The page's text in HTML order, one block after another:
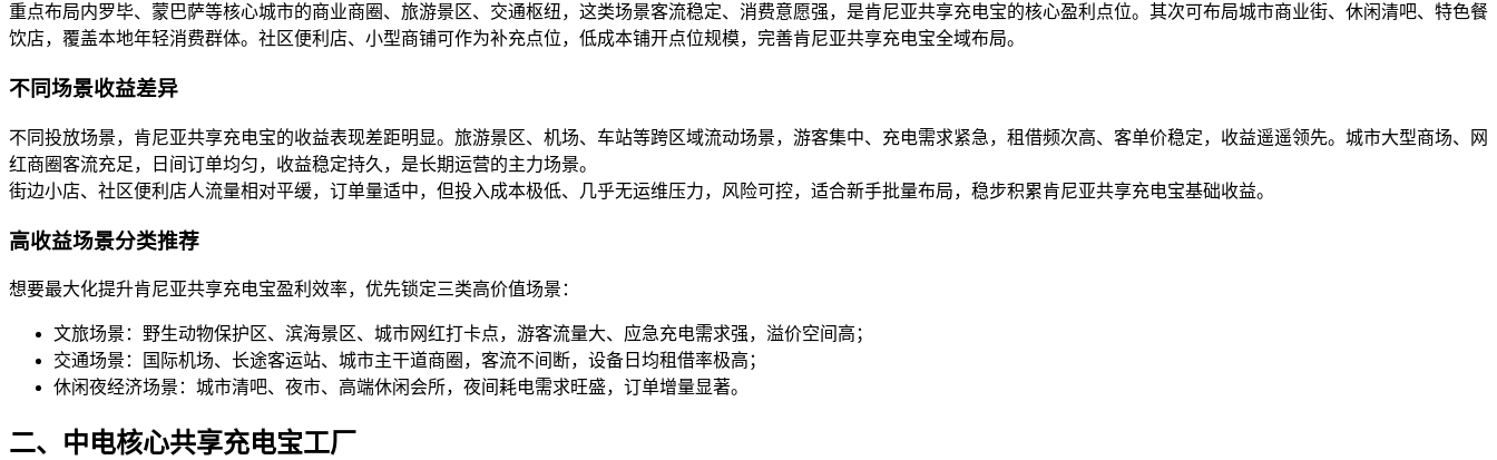
重点布局内罗毕、蒙巴萨等核心城市的商业商圈、旅游景区、交通枢纽，这类场景客流稳定、消费意愿强，是肯尼亚共享充电宝的核心盈利点位。其次可布局城市商业街、休闲清吧、特色餐
饮店，覆盖本地年轻消费群体。社区便利店、小型商铺可作为补充点位，低成本铺开点位规模，完善肯尼亚共享充电宝全域布局。
不同场景收益差异
不同投放场景，肯尼亚共享充电宝的收益表现差距明显。旅游景区、机场、车站等跨区域流动场景，游客集中、充电需求紧急，租借频次高、客单价稳定，收益遥遥领先。城市大型商场、网
红商圈客流充足，日间订单均匀，收益稳定持久，是长期运营的主力场景。
街边小店、社区便利店人流量相对平缓，订单量适中，但投入成本极低、几乎无运维压力，风险可控，适合新手批量布局，稳步积累肯尼亚共享充电宝基础收益。
高收益场景分类推荐
想要最大化提升肯尼亚共享充电宝盈利效率，优先锁定三类高价值场景：
文旅场景：野生动物保护区、滨海景区、城市网红打卡点，游客流量大、应急充电需求强，溢价空间高；
交通场景：国际机场、长途客运站、城市主干道商圈，客流不间断，设备日均租借率极高；
休闲夜经济场景：城市清吧、夜市、高端休闲会所，夜间耗电需求旺盛，订单增量显著。
二、中电核心共享充电宝工厂